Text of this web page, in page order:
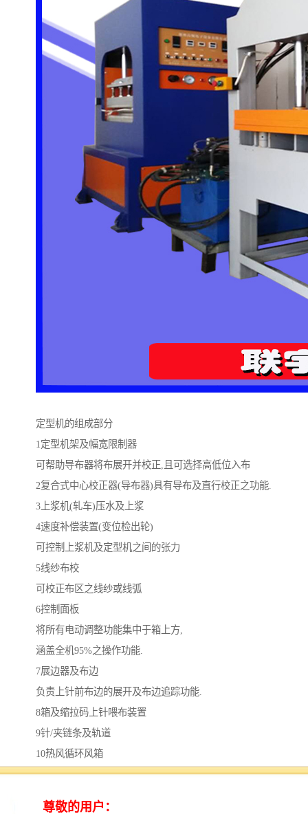
定型机的组成部分
1定型机架及幅宽限制器
可帮助导布器将布展开并校正,且可选择高低位入布
2复合式中心校正器(导布器)具有导布及直行校正之功能.
3上浆机(轧车)压水及上浆
4速度补偿装置(变位检出轮)
可控制上浆机及定型机之间的张力
5线纱布校
可校正布区之线纱或线弧
6控制面板
将所有电动调整功能集中于箱上方,
涵盖全机95%之操作功能.
7展边器及布边
负责上针前布边的展开及布边追踪功能.
8箱及缩拉码上针喂布装置
9针/夹链条及轨道
10热风循环风箱
11幅宽调整机